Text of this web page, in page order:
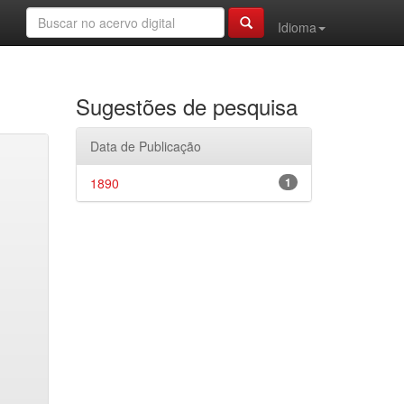
Idioma
Sugestões de pesquisa
Data de Publicação
1
1890